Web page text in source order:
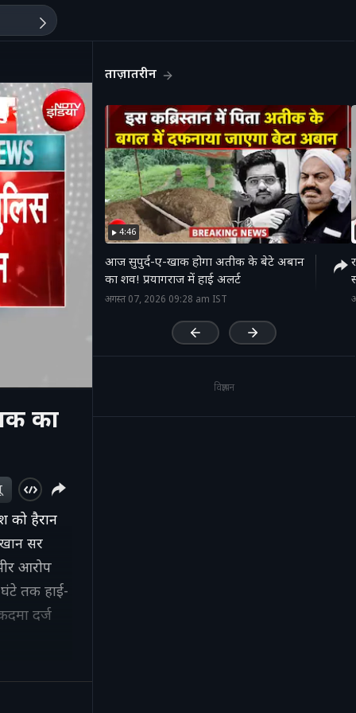
'
का
को हैरान
सर
आरोप
तक हाई-
दर्ज
ताज़ातरीन
4:46
आज सुपुर्द-ए-खाक होगा अतीक के बेटे अबान
का शव! प्रयागराज में हाई अलर्ट
अगस्त 07, 2026 09:28 am IST
विज्ञापन